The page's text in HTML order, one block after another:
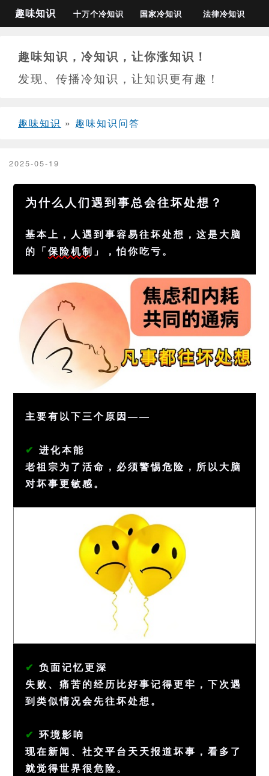
趣味知识 十万个冷知识 国家冷知识 法律冷知识
趣味知识，冷知识，让你涨知识！
发现、传播冷知识，让知识更有趣！
趣味知识 » 趣味知识问答
2025-05-19
为什么人们遇到事总会往坏处想？
基本上，人遇到事容易往坏处想，这是大脑
的「保险机制 」，怕你吃亏。
主要有以下三个原因——
✔ 进化本能
老祖宗为了活命，必须警惕危险，所以大脑
对坏事更敏感。
✔ 负面记忆更深
失败、痛苦的经历比好事记得更牢，下次遇
到类似情况会先往坏处想。
✔ 环境影响
现在新闻、社交平台天天报道坏事，看多了
就觉得世界很危险。